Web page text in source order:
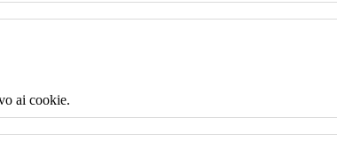
ai cookie.